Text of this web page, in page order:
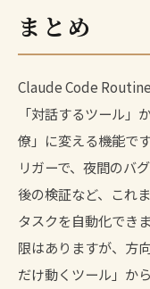
まとめ
Claude Code
「対話するツール」
僚」に変える機能で
リガーで、夜間のバ
後の検証など、これ
タスクを自動化でき
限はありますが、方
だけ動くツール」か